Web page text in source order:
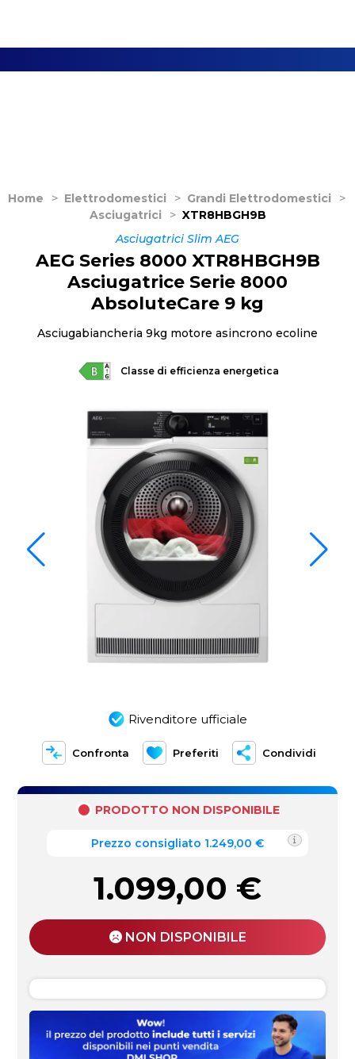
Home > Elettrodomestici > Grandi Elettrodomestici
>
Asciugatrici
> XTR8HBGH9B
Asciugatrici Slim AEG
Classe di efficienza energetica
Rivenditore ufficiale
Confronta Preferiti Condividi
AEG Series 8000 XTR8HBGH9B
Asciugatrice Serie 8000
AbsoluteCare 9 kg
Asciugabiancheria 9kg motore asincrono ecoline
PRODOTTO NON DISPONIBILE
Prezzo consigliato 1.249,00 €
1.099,00 €
NON DISPONIBILE